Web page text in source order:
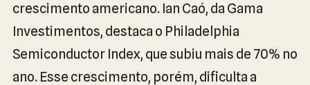
crescimento americano. Ian Caó, da Gama
Investimentos, destaca o Philadelphia
Semiconductor Index, que subiu mais de 70% no
ano. Esse crescimento, porém, dificulta a